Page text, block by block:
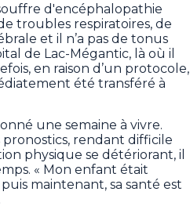
d'encéphalopathie
troubles respiratoires, de
et il n’a pas de tonus
de Lac-Mégantic, là où il
en raison d’un protocole,
été transféré à
une semaine à vivre.
pronostics, rendant difficile
physique se détériorant, il
« Mon enfant était
maintenant, sa santé est